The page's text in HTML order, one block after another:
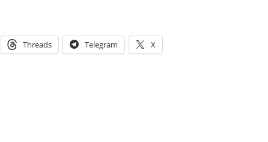
Threads Telegram X